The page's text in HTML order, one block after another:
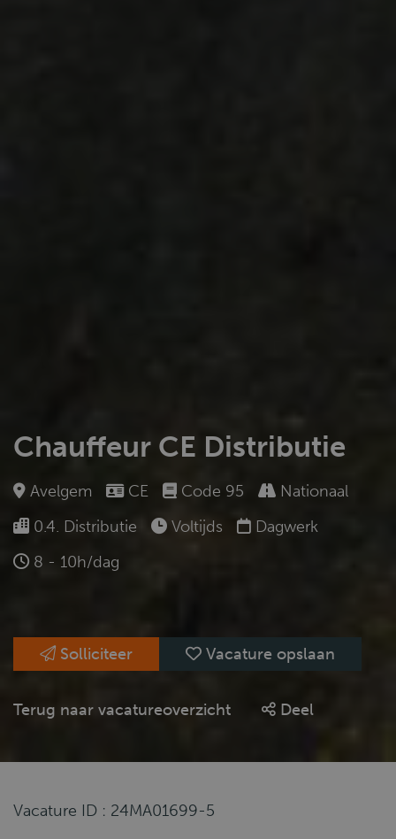
Chauffeur CE Distributie
Avelgem CE Code 95
Nationaal
0.4. Distributie
Voltijds
Dagwerk
8 - 10h/dag
Solliciteer Vacature opslaan
Terug naar vacatureoverzicht Deel
Vacature ID : 24MA01699-5